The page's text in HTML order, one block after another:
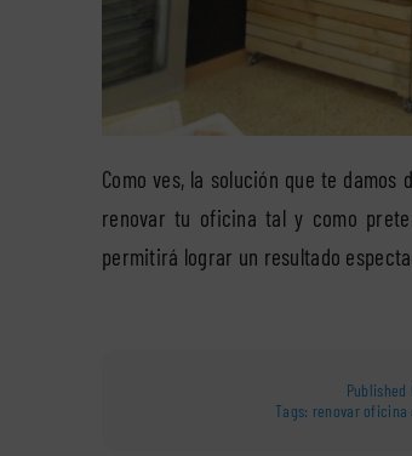
Como ves, la solución que te
renovar tu oficina tal y como
permitirá lograr un resultado
Published
Tags: renovar oficina